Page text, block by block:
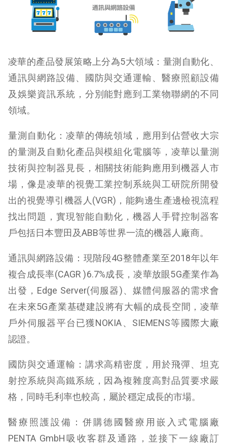
凌華的產品發展策略上分為5大領域：量測自動化、
通訊與網路設備、國防與交通運輸、醫療照顧設備
及娛樂資訊系統，分別能對應到工業物聯網的不同
領域。
量測自動化：凌華的傳統領域，應用到佔營收大宗
的量測及自動化產品與模組化電腦等，凌華以量測
技術與控制器見長，相關技術能夠應用到機器人市
場，像是凌華的視覺工業控制系統與工研院所開發
出的視覺導引機器人(VGR)，能夠邊生產邊檢視流程
找出問題，實現智能自動化，機器人手臂控制器客
戶包括日本豐田及ABB等世界一流的機器人廠商。
通訊與網路設備：現階段4G整體產業至2018年以年
複合成長率(CAGR )6.7%成長，凌華放眼5G產業作為
出發，Edge Server(伺服器)、媒體伺服器的需求會
在未來5G產業基礎建設將有大幅的成長空間，凌華
戶外伺服器平台已獲NOKIA、SIEMENS等國際大廠
認證。
國防與交通運輸：講求高精密度，用於飛彈、坦克
射控系統與高鐵系統，因為複雜度高對品質要求嚴
格，同時毛利率也較高，屬於穩定成長的市場。
醫療照護設備：併購德國醫療用嵌入式電腦廠
PENTA GmbH吸收客群及通路，並接下一線廠訂